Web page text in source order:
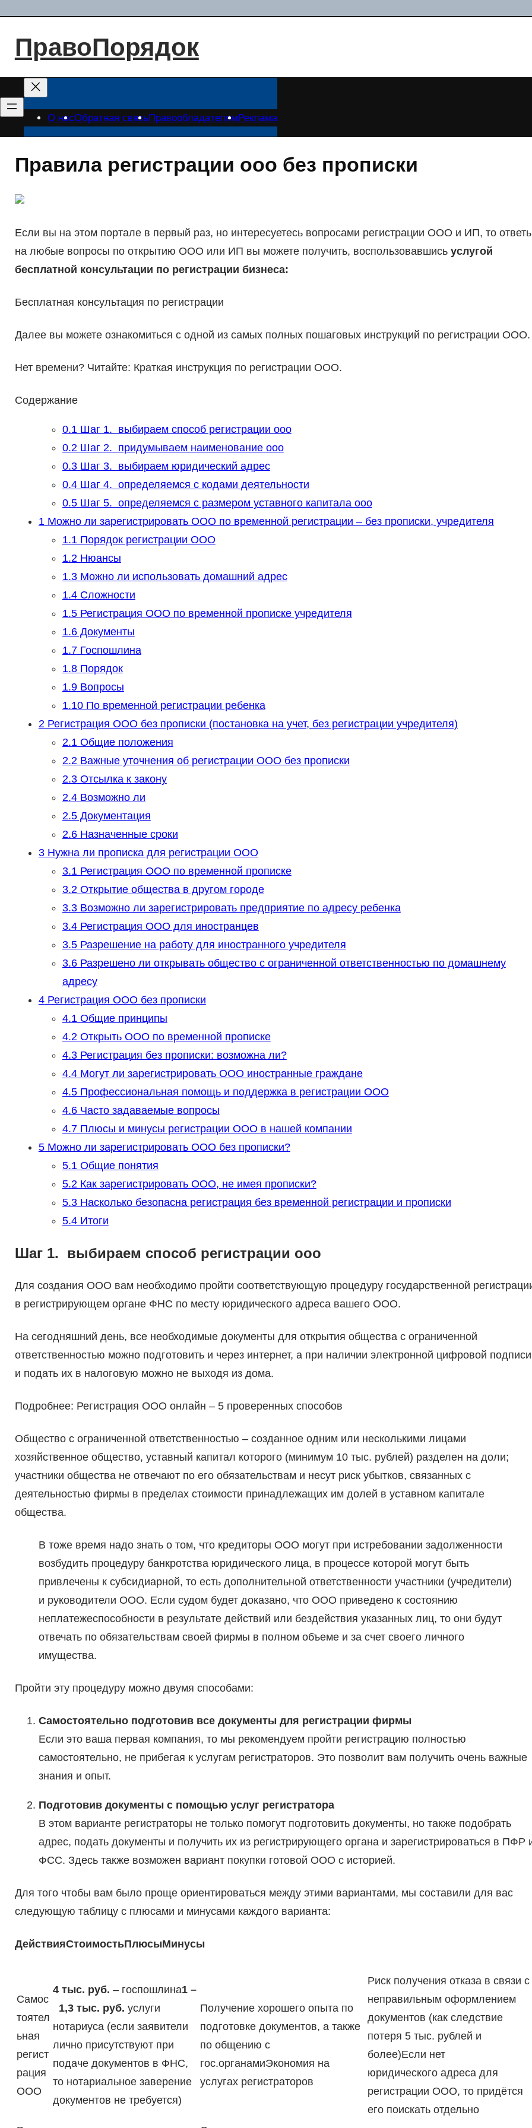
содержимому
ПравоПорядок
О насОбратная связь Правообладателям Реклама
Правила регистрации ооо без прописки
Если вы на этом портале в первый раз, но интересуетесь вопросами регистрации ООО и ИП, то
на любые вопросы по открытию ООО или ИП вы можете получить, воспользовавшись услугой
бесплатной консультации по регистрации бизнеса:
Бесплатная консультация по регистрации
Далее вы можете ознакомиться с одной из самых полных пошаговых инструкций по регистрации ООО.
Нет времени? Читайте: Краткая инструкция по регистрации ООО.
Содержание
0.1Шаг 1. выбираем способ регистрации ооо
0.2Шаг 2. придумываем наименование ооо
0.3Шаг 3. выбираем юридический адрес
0.4Шаг 4. определяемся с кодами деятельности
0.5Шаг 5. определяемся с размером уставного капитала ооо
1Можно ли зарегистрировать ООО по временной регистрации – без прописки, учредителя
1.1Порядок регистрации ООО
1.2Нюансы
1.3Можно ли использовать домашний адрес
1.4Сложности
1.5Регистрация ООО по временной прописке учредителя
1.6Документы
1.7Госпошлина
1.8Порядок
1.9Вопросы
1.10По временной регистрации ребенка
2Регистрация ООО без прописки (постановка на учет, без регистрации учредителя)
2.1Общие положения
2.2Важные уточнения об регистрации ООО без прописки
2.3Отсылка к закону
2.4Возможно ли
2.5Документация
2.6Назначенные сроки
3Нужна ли прописка для регистрации ООО
3.1Регистрация ООО по временной прописке
3.2Открытие общества в другом городе
3.3Возможно ли зарегистрировать предприятие по адресу ребенка
3.4Регистрация ООО для иностранцев
3.5Разрешение на работу для иностранного учредителя
3.6Разрешено ли открывать общество с ограниченной ответственностью по домашнему
адресу
4Регистрация ООО без прописки
4.1Общие принципы
4.2Открыть ООО по временной прописке
4.3Регистрация без прописки: возможна ли?
4.4Могут ли зарегистрировать ООО иностранные граждане
4.5Профессиональная помощь и поддержка в регистрации ООО
4.6Часто задаваемые вопросы
4.7Плюсы и минусы регистрации ООО в нашей компании
5Можно ли зарегистрировать ООО без прописки?
5.1Общие понятия
5.2Как зарегистрировать ООО, не имея прописки?
5.3Насколько безопасна регистрация без временной регистрации и прописки
5.4Итоги
Шаг 1. выбираем способ регистрации ооо
Для создания ООО вам необходимо пройти соответствующую процедуру государственной
в регистрирующем органе ФНС по месту юридического адреса вашего ООО.
На сегодняшний день, все необходимые документы для открытия общества с ограниченной
ответственностью можно подготовить и через интернет, а при наличии электронной цифровой подписи
и подать их в налоговую можно не выходя из дома.
Подробнее: Регистрация ООО онлайн – 5 проверенных способов
Общество с ограниченной ответственностью – созданное одним или несколькими лицами
хозяйственное общество, уставный капитал которого (минимум 10 тыс. рублей) разделен на доли;
участники общества не отвечают по его обязательствам и несут риск убытков, связанных с
деятельностью фирмы в пределах стоимости принадлежащих им долей в уставном капитале
общества.
В тоже время надо знать о том, что кредиторы ООО могут при истребовании задолженности
возбудить процедуру банкротства юридического лица, в процессе которой могут быть
привлечены к субсидиарной, то есть дополнительной ответственности участники (учредители)
и руководители ООО. Если судом будет доказано, что ООО приведено к состоянию
неплатежеспособности в результате действий или бездействия указанных лиц, то они будут
отвечать по обязательствам своей фирмы в полном объеме и за счет своего личного
имущества.
Пройти эту процедуру можно двумя способами:
Самостоятельно подготовив все документы для регистрации фирмы
Если это ваша первая компания, то мы рекомендуем пройти регистрацию полностью
самостоятельно, не прибегая к услугам регистраторов. Это позволит вам получить очень важные
знания и опыт.
Подготовив документы с помощью услуг регистратора
В этом варианте регистраторы не только помогут подготовить документы, но также подобрать
адрес, подать документы и получить их из регистрирующего органа и зарегистрироваться в ПФР
ФСС. Здесь также возможен вариант покупки готовой ООО с историей.
Для того чтобы вам было проще ориентироваться между этими вариантами, мы составили для вас
следующую таблицу с плюсами и минусами каждого варианта:
ДействияСтоимостьПлюсыМинусы
Самос
тоятел
ьная
регист
рация
ООО
4 тыс. руб. – госпошлина1 –
1,3 тыс. руб. услуги
нотариуса (если заявители
лично присутствуют при
подаче документов в ФНС,
то нотариальное заверение
документов не требуется)
Получение хорошего опыта по
подготовке документов, а также
по общению с
гос.органамиЭкономия на
услугах регистраторов
Риск получения отказа в связи с
неправильным оформлением
документов (как следствие
потеря 5 тыс. рублей и
более)Если нет
юридического адреса для
регистрации ООО, то придётся
его поискать отдельно